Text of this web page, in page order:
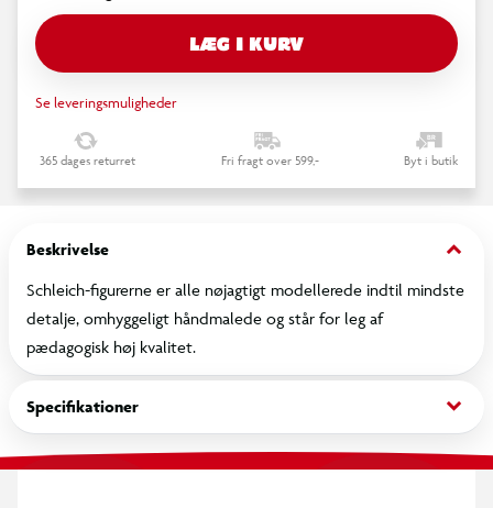
LÆG I KURV
Se leveringsmuligheder
365 dages returret Fri fragt over 599,- Byt i butik
Beskrivelse keyboard_arrow_down
Schleich-figurerne er alle nøjagtigt modellerede indtil mindste
detalje, omhyggeligt håndmalede og står for leg af
pædagogisk høj kvalitet.
Specifikationer keyboard_arrow_down